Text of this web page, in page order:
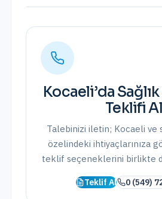
Kocaeli’da
Teklifi Al
Talebinizi iletin; Kocaeli ve
özelindeki ihtiyaçlarınıza
teklif seçeneklerini birlikte
Teklif Al 0 (549)